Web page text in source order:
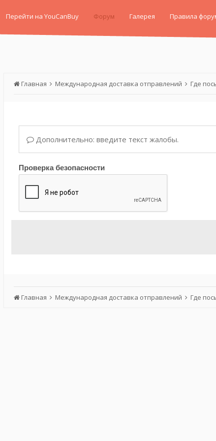
Перейти на YouCanBuy Форум Галерея Правила
Главная Международная доставка отправлений Где
Дополнительно: введите текст жалобы.
Проверка безопасности
Главная Международная доставка отправлений Где